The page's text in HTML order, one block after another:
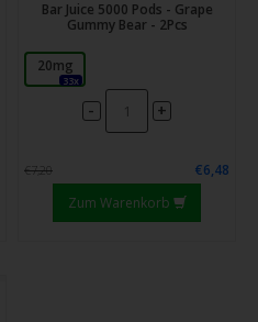
Bar Juice 5000 Pods - Grape
Gummy Bear - 2Pcs
20mg
33x
- +
€7,20
€6,48
Zum Warenkorb